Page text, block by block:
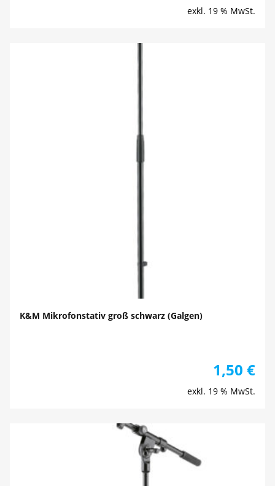
exkl. 19 % MwSt.
K&M Mikrofonstativ groß schwarz (Galgen)
1,50 €
exkl. 19 % MwSt.